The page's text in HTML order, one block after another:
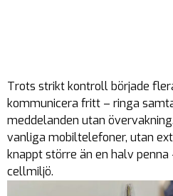
Trots strikt kontroll började
kommunicera fritt – ringa
meddelanden utan
vanliga mobiltelefoner, utan
knappt större än en halv
cellmiljö.